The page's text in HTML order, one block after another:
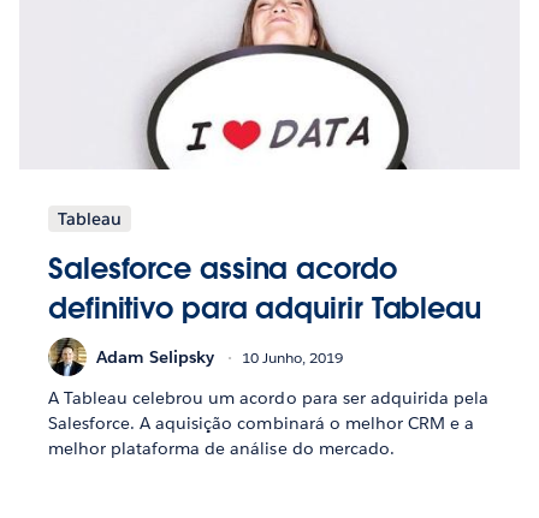
Tableau
Salesforce assina acordo
definitivo para adquirir Tableau
Adam Selipsky 10 Junho, 2019
A Tableau celebrou um acordo para ser adquirida pela
Salesforce. A aquisição combinará o melhor CRM e a
melhor plataforma de análise do mercado.